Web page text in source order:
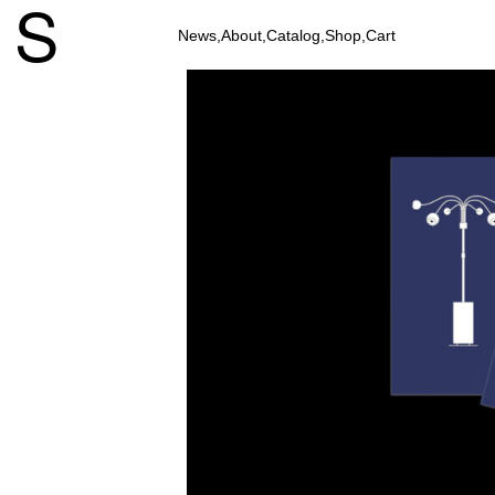
News,About,Catalog,Shop,Cart